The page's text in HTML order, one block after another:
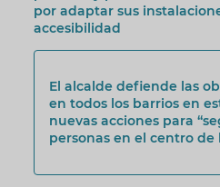
por adaptar sus
accesibilidad
El alcalde defiende las
en todos los barrios en
nuevas acciones para
personas en el centro de